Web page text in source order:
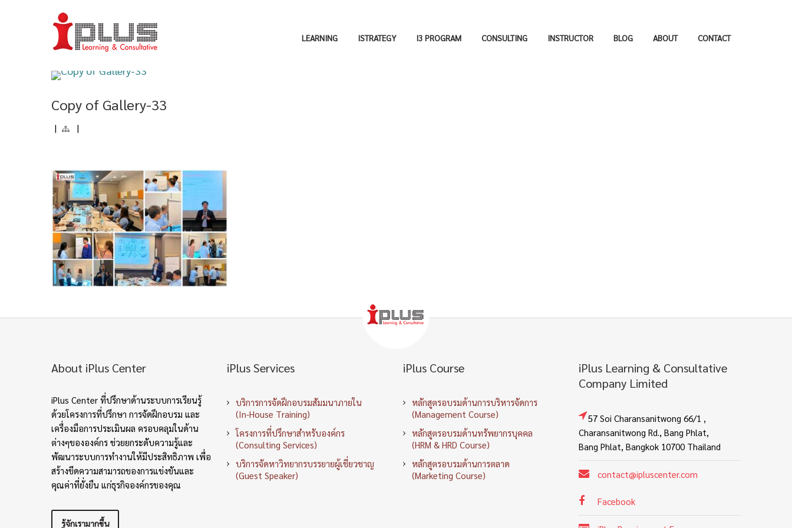
LEARNING ISTRATEGY I3 PROGRAM CONSULTING INSTRUCTOR BLOG ABOUT CONTACT
Copy of Gallery-33
| |
About iPlus Center
iPlus Center ที่ปรึกษาด้านระบบการเรียนรู้
ด้วยโครงการที่ปรึกษา การจัดฝึกอบรม และ
เครื่องมือการประเมินผล ครอบคลุมในด้าน
ต่างๆขององค์กร ช่วยยกระดับความรู้และ
พัฒนาระบบการทำงานให้มีประสิทธิภาพ เพื่อ
สร้างขีดความสามารถของการแข่งขันและ
คุณค่าที่ยั่งยืน แก่ธุรกิจองค์กรของคุณ
รู้จักเรามากขึ้น
iPlus Services
บริการการจัดฝึกอบรมสัมมนาภายใน
(In-House Training)
โครงการที่ปรึกษาสำหรับองค์กร
(Consulting Services)
บริการจัดหาวิทยากรบรรยายผู้เชี่ยวชาญ
(Guest Speaker)
iPlus Course
หลักสูตรอบรมด้านการบริหารจัดการ
(Management Course)
หลักสูตรอบรมด้านทรัพยากรบุคคล
(HRM & HRD Course)
หลักสูตรอบรมด้านการตลาด
(Marketing Course)
iPlus Learning & Consultative
Company Limited
57 Soi Charansanitwong 66/1 ,
Charansanitwong Rd., Bang Phlat,
Bang Phlat, Bangkok 10700 Thailand
contact@ipluscenter.com
Facebook